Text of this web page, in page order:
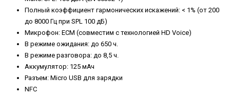
Полный коэффициент гармонических искажений: < 1% (от 200
до 8000 Гц при SPL 100 дБ)
Микрофон: ECM (совместим с технологией HD Voice)
В режиме ожидания: до 650 ч.
В режиме разговора: до 8,5 ч.
Аккумулятор: 125 мАч
Разъем: Micro USB для зарядки
NFC